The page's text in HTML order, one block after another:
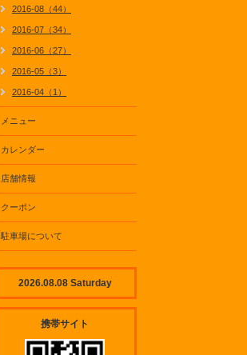
2016-08（44）
2016-07（34）
2016-06（27）
2016-05（3）
2016-04（1）
メニュー
カレンダー
店舗情報
クーポン
駐車場について
2026.08.08 Saturday
携帯サイト